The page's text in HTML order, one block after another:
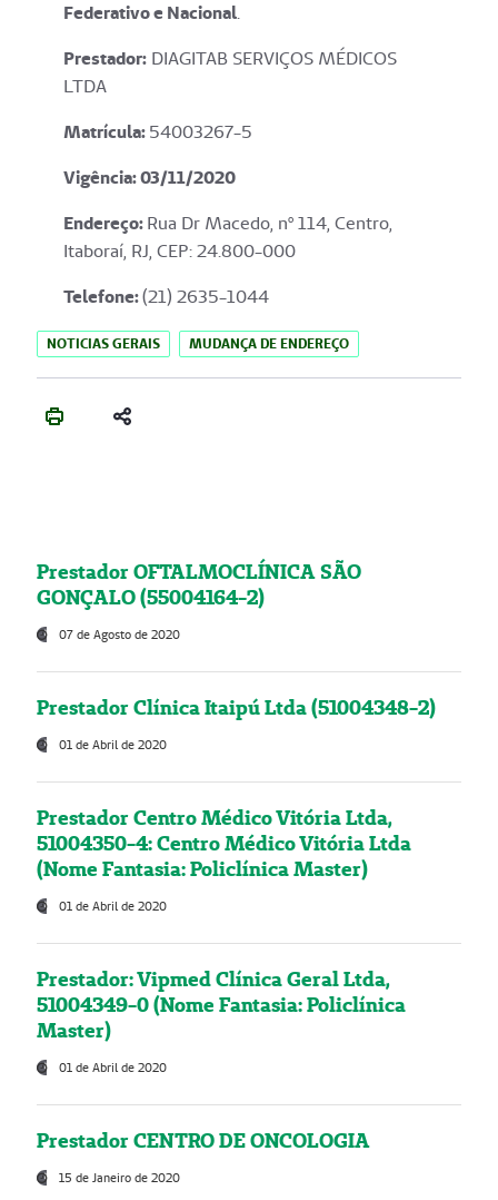
Federativo e Nacional.
Prestador: DIAGITAB SERVIÇOS MÉDICOS
LTDA
Matrícula:54003267-5
Vigência: 03/11/2020
Endereço:Rua Dr Macedo, nº 114, Centro,
Itaboraí, RJ, CEP: 24.800-000
Telefone:(21) 2635-1044
NOTICIAS GERAIS MUDANÇA DE ENDEREÇO
Prestador OFTALMOCLÍNICA SÃO
GONÇALO (55004164-2)
07 de Agosto de 2020
Prestador Clínica Itaipú Ltda (51004348-2)
01 de Abril de 2020
Prestador Centro Médico Vitória Ltda,
51004350-4: Centro Médico Vitória Ltda
(Nome Fantasia: Policlínica Master)
01 de Abril de 2020
Prestador: Vipmed Clínica Geral Ltda,
51004349-0 (Nome Fantasia: Policlínica
Master)
01 de Abril de 2020
Prestador CENTRO DE ONCOLOGIA
15 de Janeiro de 2020